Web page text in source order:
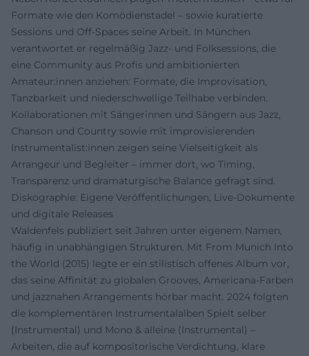
Formate wie den Komödienstadel – sowie kuratierte
Sessions und Off-Spaces seine Arbeit. In München
verantwortet er regelmäßig Jazz- und Folksessions, die
eine Community aus Profis und ambitionierten
Amateur:innen anziehen: Formate, die Improvisation,
Tanzbarkeit und niederschwellige Teilhabe verbinden.
Kollaborationen mit Sängerinnen und Sängern aus Jazz,
Chanson und Country sowie mit improvisierenden
Instrumentalist:innen zeigen seine Vielseitigkeit als
Arrangeur und Begleiter – immer dort, wo Timing,
Transparenz und dramaturgische Balance gefragt sind.
Diskographie: Eigene Veröffentlichungen, Live-Dokumente
und digitale Releases
Waldenfels publiziert seit Jahren unter eigenem Namen,
häufig in unabhängigen Strukturen. Mit From Munich Into
the World (2015) legte er ein stilistisch offenes Album vor,
das seine Affinität zu globalen Grooves, Americana-Farben
und jazznahen Arrangements hörbar macht. 2024 folgten
die komplementären Instrumentalalben Spielt selber
(Instrumental) und Mono & alleine (Instrumental) –
Arbeiten, die auf kompositorische Verdichtung, klare